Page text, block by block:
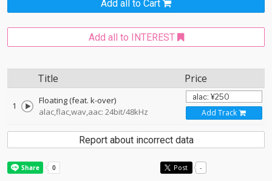
Add all to Cart
Add all to INTEREST
Title Price
1
Floating (feat. k-over)
alac,flac,wav,aac: 24bit/48kHz
Add Track
Report about incorrect data
Post -